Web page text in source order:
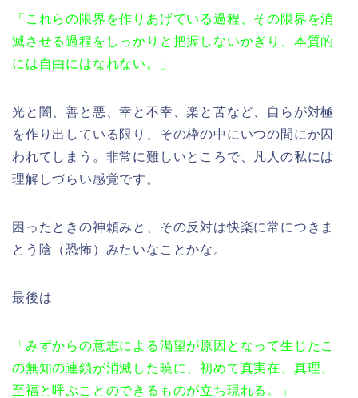
「これらの限界を作りあげている過程、その限界を消
滅させる過程をしっかりと把握しないかぎり、本質的
には自由にはなれない。」
光と闇、善と悪、幸と不幸、楽と苦など、自らが対極
を作り出している限り、その枠の中にいつの間にか囚
われてしまう。非常に難しいところで、凡人の私には
理解しづらい感覚です。
困ったときの神頼みと、その反対は快楽に常につきま
とう陰（恐怖）みたいなことかな。
最後は
「みずからの意志による渇望が原因となって生じたこ
の無知の連鎖が消滅した暁に、初めて真実在、真理、
至福と呼ぶことのできるものが立ち現れる。」